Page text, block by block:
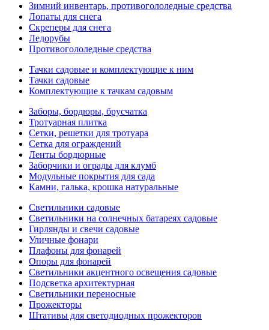
Зимний инвентарь, противогололедные средства
Лопаты для снега
Скреперы для снега
Ледорубы
Противогололедные средства
Тачки садовые и комплектующие к ним
Тачки садовые
Комплектующие к тачкам садовым
Заборы, бордюры, брусчатка
Тротуарная плитка
Сетки, решетки для тротуара
Сетка для ограждений
Ленты бордюрные
Заборчики и ограды для клумб
Модульные покрытия для сада
Камни, галька, крошка натуральные
Светильники садовые
Светильники на солнечных батареях садовые
Гирлянды и свечи садовые
Уличные фонари
Плафоны для фонарей
Опоры для фонарей
Светильники акцентного освещения садовые
Подсветка архитектурная
Светильники переносные
Прожекторы
Штативы для светодиодных прожекторов